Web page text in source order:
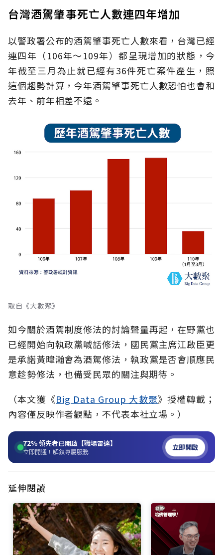
台灣酒駕肇事死亡人數連四年增加
以警政署公布的酒駕肇事死亡人數來看，台灣已經
連四年（106年～109年）都呈現增加的狀態，今
年截至三月為止就已經有36件死亡案件產生，照
這個趨勢計算，今年酒駕肇事死亡人數恐怕也會和
去年、前年相差不遠。
取自《大數聚》
如今關於酒駕制度修法的討論聲量再起，在野黨也
已經開始向執政黨喊話修法，國民黨主席江啟臣更
是承諾黃暐瀚會為酒駕修法，執政黨是否會順應民
意趁勢修法，也備受民眾的關注與期待。
（本文獲《Big Data Group 大數聚》授權轉載；
內容僅反映作者觀點，不代表本社立場。）
72%領先者已開啟【職場雷達】
立即開通！解鎖專屬服務 立即開啟
延伸閱讀